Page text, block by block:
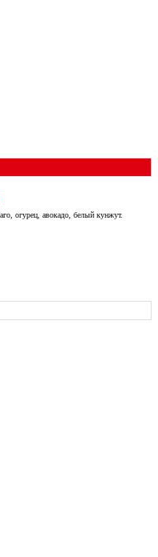
огурец, авокадо, белый кунжут.